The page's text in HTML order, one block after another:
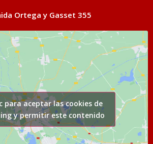
Ortega y Gasset 355
para aceptar las cookies de
y permitir este contenido